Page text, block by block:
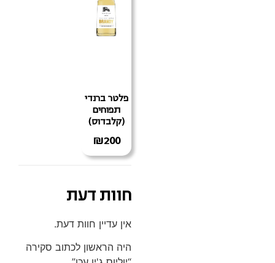
פלטר ברנדי
תפוחים
(קלבדוס)
₪200
חוות דעת
אין עדיין חוות דעת.
היה הראשון לכתוב סקירה